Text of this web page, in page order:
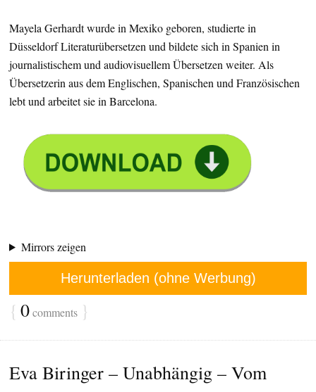
Mayela Gerhardt wurde in Mexiko geboren, studierte in
Düsseldorf Literaturübersetzen und bildete sich in Spanien in
journalistischem und audiovisuellem Übersetzen weiter. Als
Übersetzerin aus dem Englischen, Spanischen und Französischen
lebt und arbeitet sie in Barcelona.
Mirrors zeigen
Herunterladen (ohne Werbung)
{ 0comments }
Eva Biringer – Unabhängig – Vom